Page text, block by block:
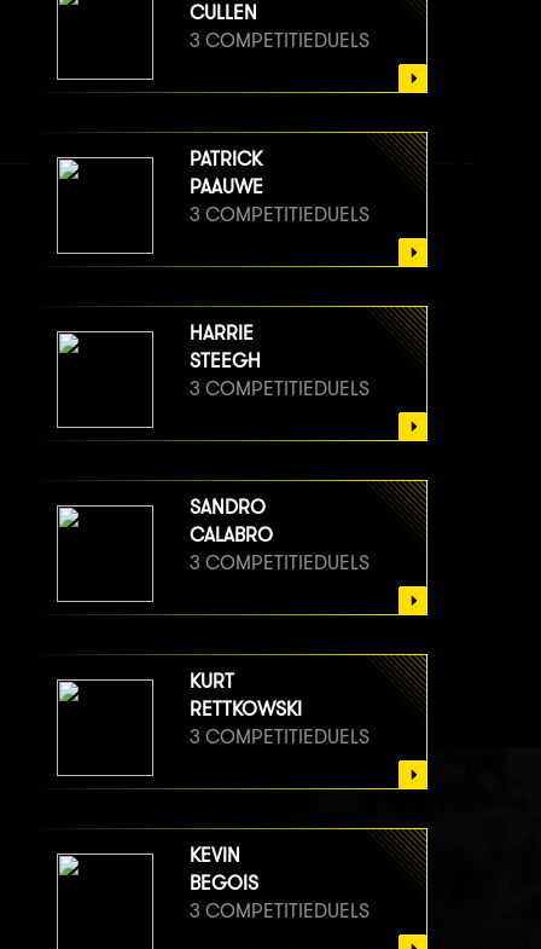
CULLEN
3 COMPETITIEDUELS
PATRICK
PAAUWE
3 COMPETITIEDUELS
HARRIE
STEEGH
3 COMPETITIEDUELS
SANDRO
CALABRO
3 COMPETITIEDUELS
KURT
RETTKOWSKI
3 COMPETITIEDUELS
KEVIN
BEGOIS
3 COMPETITIEDUELS